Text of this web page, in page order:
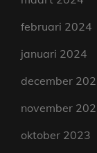
februari 2024
januari 2024
december
november
oktober 2023